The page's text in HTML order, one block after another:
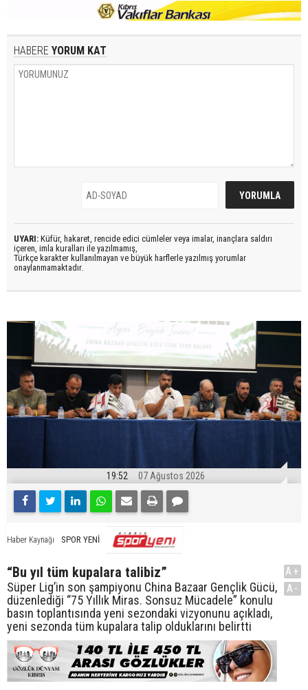
HABERE YORUM KAT
UYARI: Küfür, hakaret, rencide edici cümleler veya imalar, inançlara saldırı
içeren, imla kuralları ile yazılmamış,
Türkçe karakter kullanılmayan ve büyük harflerle yazılmış yorumlar
onaylanmamaktadır.
19:52 07 Ağustos 2026
Haber Kaynağı SPOR YENİ
“Bu yıl tüm kupalara talibiz”
Süper Lig’in son şampiyonu China Bazaar Gençlik Gücü,
düzenlediği “75 Yıllık Miras. Sonsuz Mücadele” konulu
basın toplantısında yeni sezondaki vizyonunu açıkladı,
yeni sezonda tüm kupalara talip olduklarını belirtti
A+
A-